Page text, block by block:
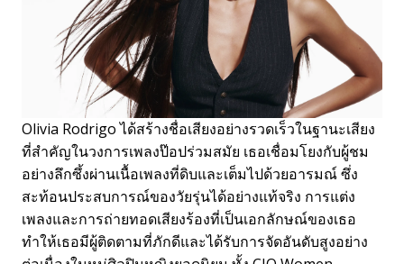
Olivia Rodrigo ได้สร้างชื่อเสียงอย่างรวดเร็วในฐานะเสียง
ที่สำคัญในวงการเพลงป๊อปร่วมสมัย เธอเชื่อมโยงกับผู้ชม
อย่างลึกซึ้งผ่านเนื้อเพลงที่ดิบและเต็มไปด้วยอารมณ์ ซึ่ง
สะท้อนประสบการณ์ของวัยรุ่นได้อย่างแท้จริง การแต่ง
เพลงและการถ่ายทอดเสียงร้องที่เป็นเอกลักษณ์ของเธอ
ทำให้เธอมีผู้ติดตามที่ภักดีและได้รับการจัดอันดับสูงอย่าง